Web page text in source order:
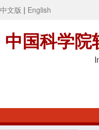
中文版 | English
中国科学院